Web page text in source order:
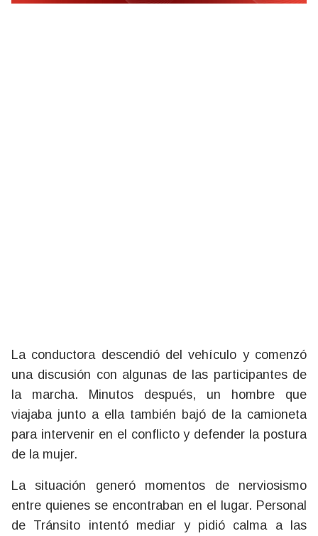
La conductora descendió del vehículo y comenzó
una discusión con algunas de las participantes de
la marcha. Minutos después, un hombre que
viajaba junto a ella también bajó de la camioneta
para intervenir en el conflicto y defender la postura
de la mujer.
La situación generó momentos de nerviosismo
entre quienes se encontraban en el lugar. Personal
de Tránsito intentó mediar y pidió calma a las